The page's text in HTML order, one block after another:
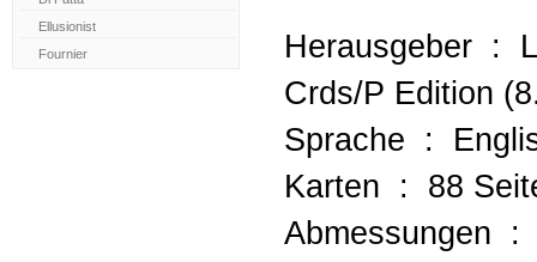
Herausgeber ‏ : ‎ LLEWELLYN PUB; Box
Crds/P Edition
Sprache ‏ :
Karten ‏ : ‎ 88